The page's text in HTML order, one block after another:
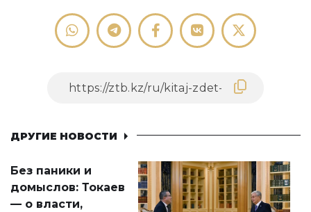
ДРУГИЕ НОВОСТИ
Без паники и
домыслов: Токаев
— о власти,